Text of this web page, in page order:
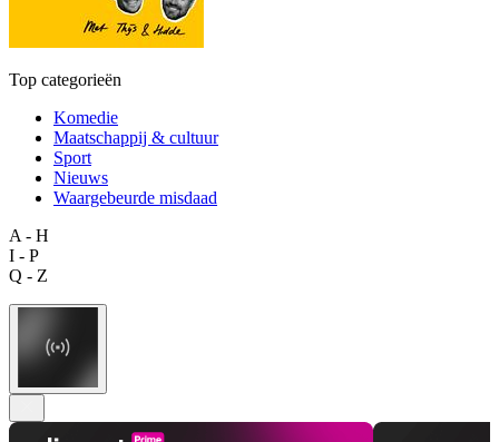
Top categorieën
Komedie
Maatschappij & cultuur
Sport
Nieuws
Waargebeurde misdaad
A - H
I - P
Q - Z